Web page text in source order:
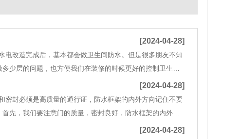
[2024-04-28]
改造完成后，基本都会做卫生间防水。但是很多朋友不知
少层的问题，也方便我们在装修的时候更好的控制卫生间
个人认为应该做两层。但这并不是为了我们的家居装修卫
[2024-04-28]
封必须是高质量的通行证，防水框架的内外方向记住不要
先，我们要注意门的质量，密封良好，防水框架的内外方
水最重要的是指地面的防水，所以我们必须确保地面有一
[2024-04-28]